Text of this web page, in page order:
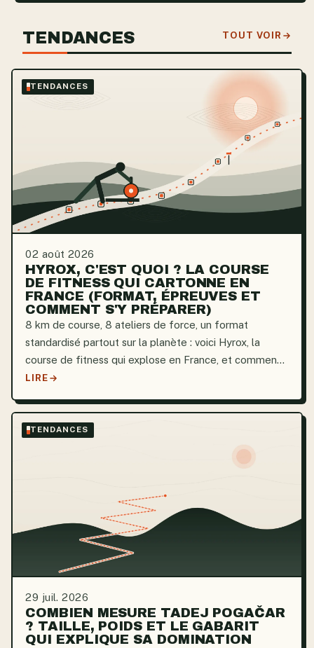
TENDANCES TOUT VOIR
TENDANCES
02 août 2026
HYROX, C'EST QUOI ? LA COURSE
DE FITNESS QUI CARTONNE EN
FRANCE (FORMAT, ÉPREUVES ET
COMMENT S'Y PRÉPARER)
8 km de course, 8 ateliers de force, un format
standardisé partout sur la planète : voici Hyrox, la
course de fitness qui explose en France, et comment
vous y mettre.
LIRE
TENDANCES
29 juil. 2026
COMBIEN MESURE TADEJ POGAČAR
? TAILLE, POIDS ET LE GABARIT
QUI EXPLIQUE SA DOMINATION